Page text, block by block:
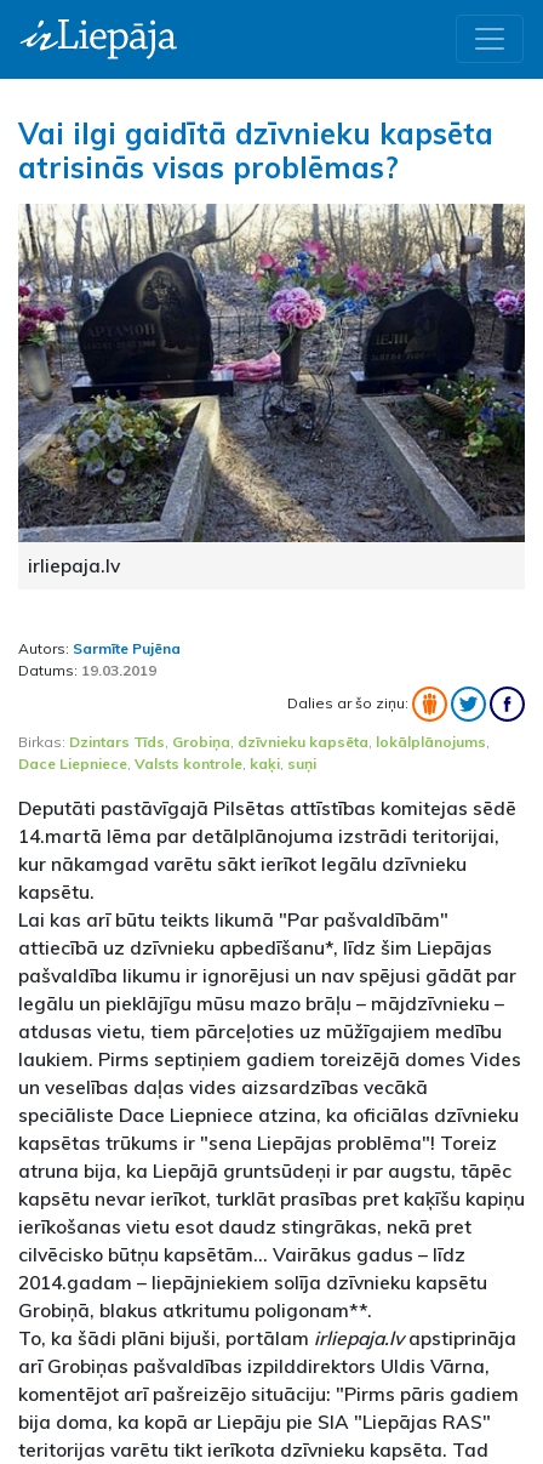
Vai ilgi gaidītā dzīvnieku kapsēta
atrisinās visas problēmas?
irliepaja.lv
Autors: Sarmīte Pujēna
Datums: 19.03.2019
Dalies ar šo ziņu:
Birkas: Dzintars Tīds Grobiņa dzīvnieku kapsēta lokālplānojums
Dace Liepniece Valsts kontrole kaķi suņi
Deputāti pastāvīgajā Pilsētas attīstības komitejas sēdē
14.martā lēma par detālplānojuma izstrādi teritorijai,
kur nākamgad varētu sākt ierīkot legālu dzīvnieku
kapsētu.
Lai kas arī būtu teikts likumā "Par pašvaldībām"
attiecībā uz dzīvnieku apbedīšanu*, līdz šim Liepājas
pašvaldība likumu ir ignorējusi un nav spējusi gādāt par
legālu un pieklājīgu mūsu mazo brāļu – mājdzīvnieku –
atdusas vietu, tiem pārceļoties uz mūžīgajiem medību
laukiem. Pirms septiņiem gadiem toreizējā domes Vides
un veselības daļas vides aizsardzības vecākā
speciāliste Dace Liepniece atzina, ka oficiālas dzīvnieku
kapsētas trūkums ir "sena Liepājas problēma"! Toreiz
atruna bija, ka Liepājā gruntsūdeņi ir par augstu, tāpēc
kapsētu nevar ierīkot, turklāt prasības pret kaķīšu kapiņu
ierīkošanas vietu esot daudz stingrākas, nekā pret
cilvēcisko būtņu kapsētām... Vairākus gadus – līdz
2014.gadam – liepājniekiem solīja dzīvnieku kapsētu
Grobiņā, blakus atkritumu poligonam**.
To, ka šādi plāni bijuši, portālam irliepaja.lvapstiprināja
arī Grobiņas pašvaldības izpilddirektors Uldis Vārna,
komentējot arī pašreizējo situāciju: "Pirms pāris gadiem
bija doma, ka kopā ar Liepāju pie SIA "Liepājas RAS"
teritorijas varētu tikt ierīkota dzīvnieku kapsēta. Tad